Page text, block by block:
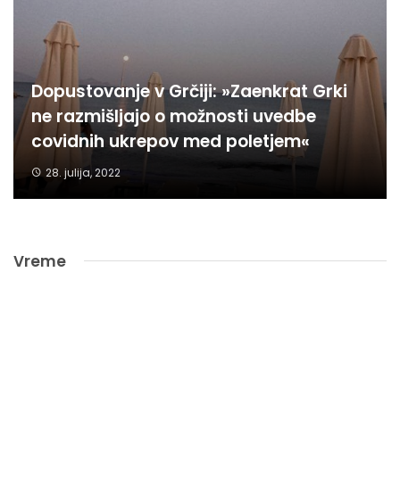
Dopustovanje v Grčiji: »Zaenkrat Grki
ne razmišljajo o možnosti uvedbe
covidnih ukrepov med poletjem«
28. julija, 2022
Vreme